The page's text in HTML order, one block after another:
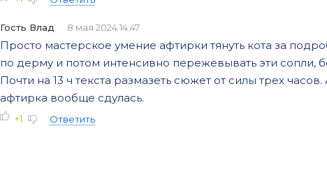
Гость Влад 8 мая 2024 14:47
Просто мастерское умение афтирки тянуть кота за
по дерму и потом интенсивно пережевывать эти сопли,
Почти на 13 ч текста размазеть сюжет от силы трех
афтирка вообще сдулась.
+1 Ответить